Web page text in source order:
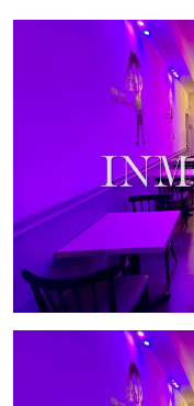
Ubicación a pie
Totalmente
Cuenta con un
Equipado con
necesaria para
Cuenta con una
Baños: 2 baños
Contrato de 5
Situado en una
Barcelona, en
Traspaso es de
IVA
¡No pierdas la
copas musical en
para más información